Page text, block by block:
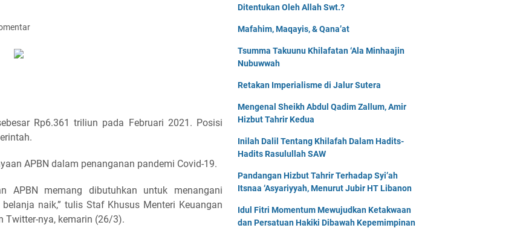
Rp6.361 triliun pada Februari 2021. Posisi
APBN dalam penanganan pandemi Covid-19.
APBN memang dibutuhkan untuk menangani
naik,” tulis Staf Khusus Menteri Keuangan
Twitter-nya, kemarin (26/3).
Ditentukan Oleh Allah Swt.?
Mafahim, Maqayis, & Qana’at
Tsumma Takuunu Khilafatan ‘Ala Minhaajin
Nubuwwah
Retakan Imperialisme di Jalur Sutera
Mengenal Sheikh Abdul Qadim Zallum, Amir
Hizbut Tahrir Kedua
Inilah Dalil Tentang Khilafah Dalam Hadits-
Hadits Rasulullah SAW
Pandangan Hizbut Tahrir Terhadap Syi’ah
Itsnaa ‘Asyariyyah, Menurut Jubir HT Libanon
Idul Fitri Momentum Mewujudkan Ketakwaan
dan Persatuan Hakiki Dibawah Kepemimpinan